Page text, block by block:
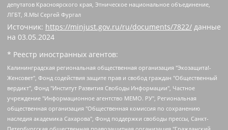
депутатов Красноярского края, Этническое национальное объединение,
ЛГБТ, Я.МЫ Сергей Фургал
Источник: https://minjust.gov.ru/ru/documents/7822/ данные
на 03.05.2024
* Реестр иностранных агентов:
Калининградская региональная общественная организация "Экозащита!-Женсовет", Фонд содействия защите прав и свобод граждан "Общественный вердикт", Фонд "Институт Развития Свободы Информации", Частное учреждение "Информационное агентство МЕМО. РУ", Региональная общественная организация "Общественная комиссия по сохранению наследия академика Сахарова", Фонд поддержки свободы прессы, Санкт-Петербургская общественная правозащитная организация "Гражданский контроль", Межрегиональная общественная организация "Информационно-просветительский центр "Мемориал", Региональный Фонд "Центр Защиты Прав Средств Массовой Информации", с 05.12.2023 Фонд "Центр Защиты Прав Средств массовой информации", Региональная общественная благотворительная организация помощи беженцам и мигрантам "Гражданское содействие", Негосударственное образовательное учреждение дополнительного профессионального образования (повышение квалификации) специалистов "АКАДЕМИЯ ПО ПРАВАМ ЧЕЛОВЕКА", Свердловская региональная общественная организация "Сутяжник", Автономная некоммерческая организация "Центр независимых социологических исследований", Союз общественных объединений "Российский исследовательский центр по правам человека", Региональное общественное учреждение научно-информационный центр "МЕМОРИАЛ", Некоммерческая организация "Фонд защиты гласности", Автономная некоммерческая организация "Институт прав человека", Городская общественная организация "Екатеринбургское общество "МЕМОРИАЛ", Городская общественная организация "Рязанское историко-просветительское и правозащитное общество "Мемориал" (Рязанский Мемориал), Челябинский региональный орган общественной самодеятельности – женское общественное объединение "Женщины Евразии", Челябинский региональный орган общественной самодеятельности "Уральская правозащитная группа", Фонд содействия защите здоровья и социальной справедливости имени Андрея Рылькова, Автономная Некоммерческая Организация "Аналитический Центр Юрия Левады", Автономная некоммерческая организация социальной поддержки населения "Проект Апрель", Региональная общественная организация помощи женщинам и детям, находящимся в кризисной ситуации "Информационно-методический центр "Анна", Фонд содействия развитию массовых коммуникаций и правовому просвещению "Так-так-Так", Фонд содействия устойчивому развитию "Серебряная тайга", Свердловский региональный общественный фонд социальных проектов "Новое время", "Idel.Реалии", Кавказ.Реалии, Крым.Реалии, Телеканал Настоящее Время, Татаро-башкирская служба Радио Свобода (Azatliq Radiosi), Радио Свободная Европа/Радио Свобода (PCE/PC), "Сибирь.Реалии", "Фактограф", Благотворительный фонд помощи осужденным и их семьям, Автономная некоммерческая организация "Институт глобализации и социальных движений", Фонд "В защиту прав заключенных", Частное учреждение "Центр поддержки и содействия развитию средств массовой информации", Пензенский региональный общественный благотворительный фонд "Гражданский союз", "Север.Реалии", Некоммерческая организация Фонд "Правовая инициатива", Общество с ограниченной ответственностью "Радио Свободная Европа/Радио Свобода", Чешское информационное агентство "MEDIUM-ORIENT", Красноярская региональная общественная организация "Мы против СПИДа", Камалягин Денис Николаевич, Маркелов Сергей Евгеньевич, Пономарев Лев Александрович, Савицкая Людмила Алексеевна, Автономная некоммерческая организация "Центр по работе с проблемой насилия "НАСИЛИЮ.НЕТ", Межрегиональный профессиональный союз работников здравоохранения "Альянс врачей", Юридическое лицо, зарегистрированное в Латвийской Республике, SIA "Medusa Project" (регистрационный номер 40103797863, дата регистрации 10.06.2014), Некоммерческая организация "Фонд по борьбе с коррупцией", Автономная некоммерческая организация "Институт права и публичной политики", Баданин Роман Сергеевич, Гликин Максим Александрович, Железнова Мария Михайловна, Лукьянова Юлия Сергеевна, Маетная Елизавета Витальевна, Маняхин Петр Борисович, Чуракова Ольга Владимировна, Ярош Юлия Петровна, Юридическое лицо "The Insider SIA", зарегистрированное в Риге, Латвийская Республика (дата регистрации 26.06.2015), являющееся администратором доменного имени интернет-издания "The Insider SIA", https://theins.ru, Постернак Алексей Евгеньевич, Рубин Михаил Аркадьевич, Анин Роман Александрович, Юридическое лицо Istories fonds, зарегистрированное в Латвийской Республике (регистрационный номер 50008295751, дата регистрации 24.02.2020), Великовский Дмитрий Александрович, Долинина Ирина Николаевна, Мароховская Алеся Алексеевна, Шлейнов Роман Юрьевич, Шмагун Олеся Валентиновна, Общество с ограниченной ответственностью "Альтаир 2021", Общество с ограниченной ответственностью "Вега 2021", Общество с ограниченной ответственностью "Главный редактор 2021", Общество с ограниченной ответственностью "Ромашки монолит", Важенков Артем Валерьевич, Ивановская областная общественная организация "Центр гендерных исследований", Гурман Юрий Альбертович, Медиапроект "ОВД-Инфо", Егоров Владимир Владимирович, Жилинский Владимир Александрович, Общество с ограниченной ответственностью "ЗП", Иванова София Юрьевна, Карезина Инна Павловна, Кильтау Екатерина Викторовна, Петров Алексей Викторович, Пискунов Сергей Евгеньевич, Смирнов Сергей Сергеевич, Тихонов Михаил Сергеевич, Общество с ограниченной ответственностью "ЖУРНАЛИСТ-ИНОСТРАННЫЙ АГЕНТ", Арапова Галина Юрьевна, Вольтская Татьяна Анатольевна, Американская компания "Mason G.E.S. Anonymous Foundation" (США), являющаяся владельцем интернет-издания https://mnews.world/, Компания "Stichting Bellingcat", зарегистрированная в Нидерландах (дата регистрации 11.07.2018), Захаров Андрей Вячеславович, Клепиковская Екатерина Дмитриевна, Общество с ограниченной ответственностью "МЕМО", Перл Роман Александрович, Симонов Евгений Алексеевич, Соловьева Елена Анатольевна, Сотников Даниил Владимирович, Сурначева Елизавета Дмитриевна, Автономная некоммерческая организация по защите прав человека и информированию населения "Якутия – Наше Мнение", Общество с ограниченной ответственностью "Москоу диджитал медиа", с 26.01.2023 Общество с ограниченной ответственностью "Чайка Белые сады", Ветошкина Валерия Валерьевна, Заговора Максим Александрович, Межрегиональное общественное движение "Российская ЛГБТ - сеть", Оленичев Максим Владимирович, Павлов Иван Юрьевич, Скворцова Елена Сергеевна, Общество с ограниченной ответственностью "Как бы инагент", Кочетков Игорь Викторович, Общество с ограниченной ответственностью "Честные выборы", Еланчик Олег Александрович, Общество с ограниченной ответственностью "Нобелевский призыв", Гималова Регина Эмилевна, Григорьев Андрей Валерьевич, Григорьева Алина Александровна, Ассоциация по содействию защите прав призывников, альтернативнослужащих и военнослужащих "Правозащитная группа "Гражданин.Армия.Право", Хисамова Регина Фаритовна, Автономная некоммерческая организация по реализации социально-правовых программ "Лилит", Дальневосточное общественное движение "Маяк", Санкт-Петербургская ЛГБТ-инициативная группа "Выход", Инициативная группа ЛГБТ+ "Реверс", Алексеев Андрей Викторович, Бекбулатова Таисия Львовна, Беляев Иван Михайлович, Владыкина Елена Сергеевна, Гельман Марат Александрович, Никульшина Вероника Юрьевна, Толоконникова Надежда Андреевна, Шендерович Виктор Анатольевич, Общество с ограниченной ответственностью "Данное сообщение", Общество с ограниченной ответственностью Издательский дом "Новая глава", Айнбиндер Александра Александровна, Московский комьюнити-центр для ЛГБТ+инициатив, Благотворительный фонд развития филантропии, Deutsche Welle (Германия, Kurt-Schumacher-Strasse 3, 53113 Bonn), Борзунова Мария Михайловна, Воробьев Виктор Викторович, Голубева Анна Львовна, Константинова Алла Михайловна, Малкова Ирина Владимировна, Мурадов Мурад Абдулгалимович, Осетинская Елизавета Николаевна, Понасенков Евгений Николаевич, Ганапольский Матвей Юрьевич, Киселев Евгений Алексеевич, Борухович Ирина Григорьевна, Дремин Иван Тимофеевич, Дубровский Дмитрий Викторович, Красноярская региональная общественная организация поддержки и развития альтернативных образовательных технологий и межкультурных коммуникаций "ИНТЕРРА", Маяковская Екатерина Алексеевна, Фейгин Марк Захарович, Филимонов Андрей Викторович, Дзугкоева Регина Николаевна, Доброхотов Роман Александрович, Дудь Юрий Александрович, Елкин Сергей Владимирович, Кругликов Кирилл Игоревич, Сабунаева Мария Леонидовна, Семенов Алексей Владимирович, Шаинян Карен Багратович, Шульман Екатерина Михайловна, Асафьев Артур Валерьевич, Вахштайн Виктор Семенович, Венедиктов Алексей Алексеевич, Лушникова Екатерина Евгеньевна, Волков Леонид Михайлович, Невзоров Александр Глебович, Пархоменко Сергей Борисович, Сироткин Ярослав Николаевич, Кара-Мурза Владимир Владимирович, Баранова Наталья Владимировна, Гозман Леонид Яковлевич, Кагарлицкий Борис Юльевич, Климарев Михаил Валерьевич, Милов Владимир Станиславович, Автономная некоммерческая организация Краснодарский центр современного искусства "Типография", Моргенштерн Алишер Тагирович, Соболь Любовь Эдуардовна, Общество с ограниченной ответственностью "ЛИЗА НОРМ", Каспаров Гарри Кимович, Ходорковский Михаил Борисович, Общество с ограниченной ответственностью "Апрельские тезисы", Данилович Ирина Брониславовна, Кашин Олег Владимирович, Петров Николай Владимирович, Пивоваров Алексей Владимирович, Соколов Михаил Владимирович, Цветкова Юлия Владимировна, Чичваркин Евгений Александрович, Комитет против пыток/Команда против пыток, Общество с ограниченной ответственностью "Первый научный", Общество с ограниченной ответственностью "Вертолет и ко", Белоцерковская Вероника Борисовна, Кац Максим Евгеньевич, Лазарева Татьяна Юрьевна, Шаведдинов Руслан Табризович, Яшин Илья Валерьевич, Общество с ограниченной ответственностью "Иноагент ААВ", Алешковский Дмитрий Петрович, Альбац Евгения Марковна, Быков Дмитрий Львович, Галямина Юлия Евгеньевна, Лойко Сергей Леонидович, Мартынов Кирилл Константинович, Медведев Сергей Александрович, Крашенинников Федор Геннадиевич, Гордеева Катерина Вл